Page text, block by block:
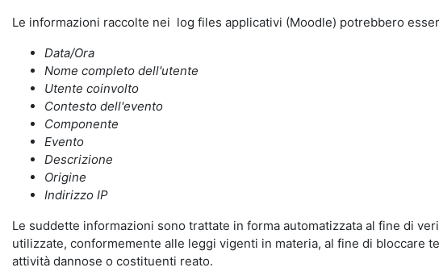
Le informazioni raccolte nei log files applicativi (Moodle) potrebbero
Data/Ora
Nome completo dell'utente
Utente coinvolto
Contesto dell'evento
Componente
Evento
Descrizione
Origine
Indirizzo IP
Le suddette informazioni sono trattate in forma automatizzata al fine di
utilizzate, conformemente alle leggi vigenti in materia, al fine di bloccare
attività dannose o costituenti reato.